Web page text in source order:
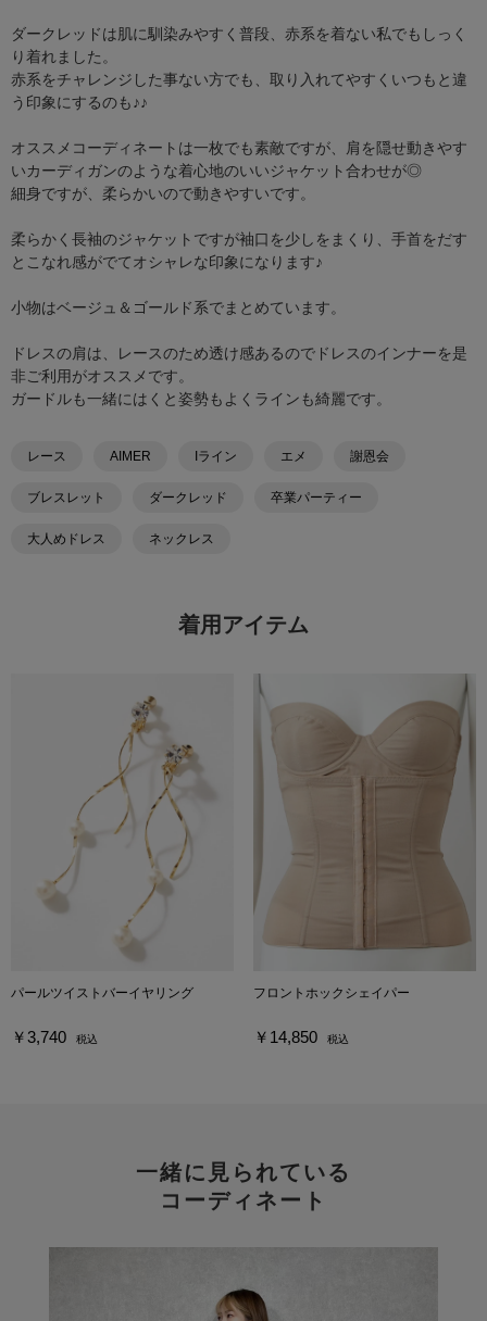
ダークレッドは肌に馴染みやすく普段、赤系を着ない私でもしっく
り着れました。
赤系をチャレンジした事ない方でも、取り入れてやすくいつもと違
う印象にするのも♪♪
オススメコーディネートは一枚でも素敵ですが、肩を隠せ動きやす
いカーディガンのような着心地のいいジャケット合わせが◎
細身ですが、柔らかいので動きやすいです。
柔らかく長袖のジャケットですが袖口を少しをまくり、手首をだす
とこなれ感がでてオシャレな印象になります♪
小物はベージュ＆ゴールド系でまとめています。
ドレスの肩は、レースのため透け感あるのでドレスのインナーを是
非ご利用がオススメです。
ガードルも一緒にはくと姿勢もよくラインも綺麗です。
レース AIMER Iライン エメ 謝恩会
ブレスレット ダークレッド 卒業パーティー
大人めドレス ネックレス
着用アイテム
パールツイストバーイヤリング
￥3,740 税込
フロントホックシェイパー
￥14,850 税込
一緒に見られている
コーディネート